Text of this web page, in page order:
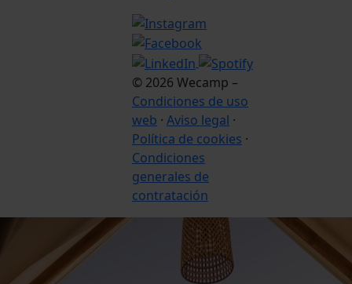
© 2026 Wecamp –
Condiciones de uso
web · Aviso legal ·
Política de cookies ·
Condiciones
generales de
contratación